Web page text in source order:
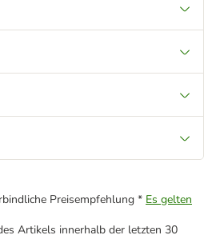
Preisempfehlung * Es gelten
Artikels innerhalb der letzten 30